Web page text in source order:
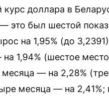
доллара в
— это был шестой
на 1,95% (до
1,94% (шестое
месяца — на 2,28%
месяца — на